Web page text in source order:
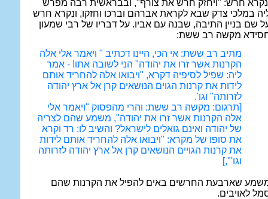
חרש: "ויחזק חרש את צורף", ובבראשית רבה מפרש
במלכי צדק שבא לקראת אברהם וברכו וחזקו, ונקרא חרש
שם בניין התיבה, שבנה עם אביו. על דבריו של רבי שמעון
מקשה רב ששת:
מתיב רב ששת: אי הכי, היינו דכתיב " ויאמר אלי אלה
הקרנות אשר זרו את יהודה" הני לשובה אתו! - אמר
ליה: שפיל לסיפיה דקרא, "ויבואו אלה להחריד אותם
לידות את קרנות הגוים הנושאים קרן אל ארץ יהודה
לזרותה" וגו'.
[תרגום: מקשה רב ששת: והרי מהפסוק "ויאמר אלי
אלה הקרנות אשר זרו את יהודה", משמע שהם לצריה
של יהודה ואינם גואלים לישראל? והשיב לו: רד וקרא
את סופו של מקרא: "ויבואו אלה להחריד אותם לידות
את קרנות הגויים הנושאים קרן אל ארץ יהודה לזרותה
וגו'",]
שארבעת החרשים באים להפיל את הקרנות שהם
לאויבים.